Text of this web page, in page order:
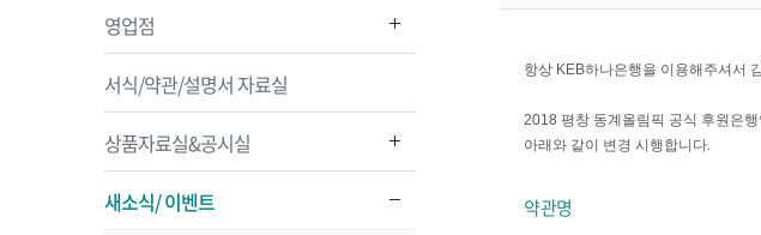
영업점
서식/약관/설명서 자료실
상품자료실&공시실
새소식/ 이벤트
항상 KEB하나은행을 이용해주셔서
2018 평창 동계올림픽 공식 후원은
아래와 같이 변경 시행합니다.
약관명